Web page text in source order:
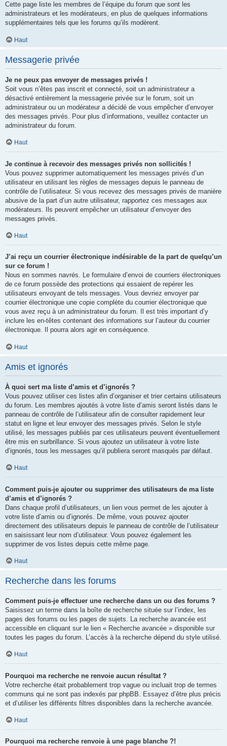
Cette page liste les membres de l’équipe du forum que sont les
administrateurs et les modérateurs, en plus de quelques informations
supplémentaires tels que les forums qu’ils modèrent.
Haut
Messagerie privée
Je ne peux pas envoyer de messages privés !
Soit vous n’êtes pas inscrit et connecté, soit un administrateur a
désactivé entièrement la messagerie privée sur le forum, soit un
administrateur ou un modérateur a décidé de vous empêcher d’envoyer
des messages privés. Pour plus d’informations, veuillez contacter un
administrateur du forum.
Haut
Je continue à recevoir des messages privés non sollicités !
Vous pouvez supprimer automatiquement les messages privés d’un
utilisateur en utilisant les règles de messages depuis le panneau de
contrôle de l’utilisateur. Si vous recevez des messages privés de manière
abusive de la part d’un autre utilisateur, rapportez ces messages aux
modérateurs. Ils peuvent empêcher un utilisateur d’envoyer des
messages privés.
Haut
J’ai reçu un courrier électronique indésirable de la part de quelqu’un
sur ce forum !
Nous en sommes navrés. Le formulaire d’envoi de courriers électroniques
de ce forum possède des protections qui essaient de repérer les
utilisateurs envoyant de tels messages. Vous devriez envoyer par
courrier électronique une copie complète du courrier électronique que
vous avez reçu à un administrateur du forum. Il est très important d’y
inclure les en-têtes contenant des informations sur l’auteur du courrier
électronique. Il pourra alors agir en conséquence.
Haut
Amis et ignorés
À quoi sert ma liste d’amis et d’ignorés ?
Vous pouvez utiliser ces listes afin d’organiser et trier certains utilisateurs
du forum. Les membres ajoutés à votre liste d’amis seront listés dans le
panneau de contrôle de l’utilisateur afin de consulter rapidement leur
statut en ligne et leur envoyer des messages privés. Selon le style
utilisé, les messages publiés par ces utilisateurs peuvent éventuellement
être mis en surbrillance. Si vous ajoutez un utilisateur à votre liste
d’ignorés, tous les messages qu’il publiera seront masqués par défaut.
Haut
Comment puis-je ajouter ou supprimer des utilisateurs de ma liste
d’amis et d’ignorés ?
Dans chaque profil d’utilisateurs, un lien vous permet de les ajouter à
votre liste d’amis ou d’ignorés. De même, vous pouvez ajouter
directement des utilisateurs depuis le panneau de contrôle de l’utilisateur
en saisissant leur nom d’utilisateur. Vous pouvez également les
supprimer de vos listes depuis cette même page.
Haut
Recherche dans les forums
Comment puis-je effectuer une recherche dans un ou des forums ?
Saisissez un terme dans la boîte de recherche située sur l’index, les
pages des forums ou les pages de sujets. La recherche avancée est
accessible en cliquant sur le lien « Recherche avancée » disponible sur
toutes les pages du forum. L’accès à la recherche dépend du style utilisé.
Haut
Pourquoi ma recherche ne renvoie aucun résultat ?
Votre recherche était probablement trop vague ou incluait trop de termes
communs qui ne sont pas indexés par phpBB. Essayez d’être plus précis
et d’utiliser les différents filtres disponibles dans la recherche avancée.
Haut
Pourquoi ma recherche renvoie à une page blanche ?!